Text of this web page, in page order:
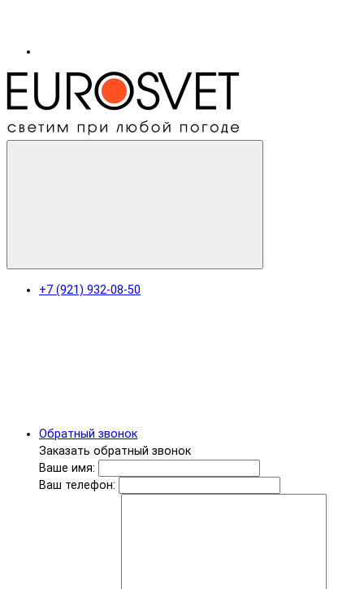
+7 (921) 932-08-50
Обратный звонок
Заказать обратный звонок
Ваше имя:
Ваш телефон: